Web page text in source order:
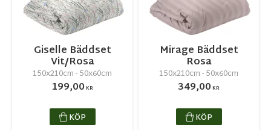
Giselle Bäddset
Vit/Rosa
150x210cm - 50x60cm
199,00KR
KÖP
Mirage Bäddset
Rosa
150x210cm - 50x60cm
349,00KR
KÖP